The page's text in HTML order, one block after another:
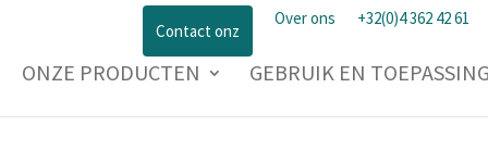
Contact onz
Over ons +32(0)4 362 42 61
ONZE PRODUCTEN GEBRUIK EN